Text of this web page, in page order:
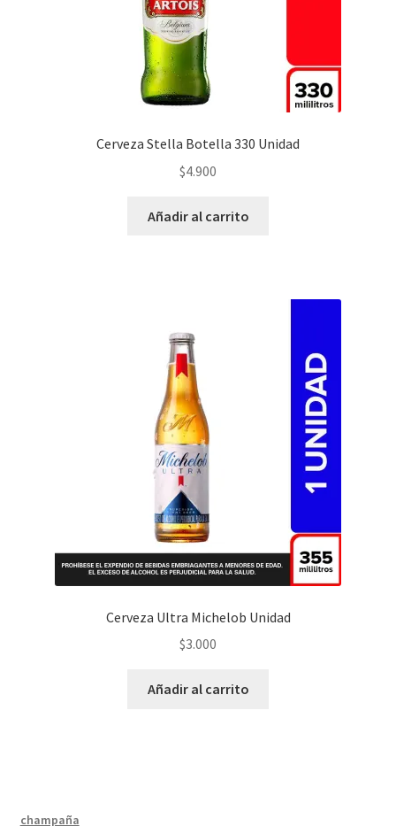
Cerveza Stella Botella 330 Unidad
$4.900
Añadir al carrito
Cerveza Ultra Michelob Unidad
$3.000
Añadir al carrito
champaña